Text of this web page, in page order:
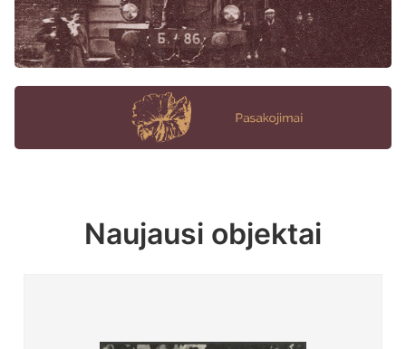
Naujausi objektai